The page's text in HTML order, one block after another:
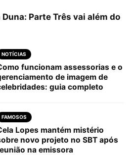
Parte Três vai além do
NOTÍCIAS
funcionam assessorias e o
de imagem de
guia completo
FAMOSOS
Lopes mantém mistério
novo projeto no SBT após
na emissora